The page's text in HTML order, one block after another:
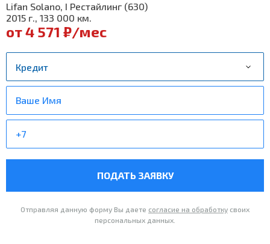
Lifan Solano, I Рестайлинг (630)
2015 г., 133 000 км.
от 4 571 ₽/мес
ПОДАТЬ ЗАЯВКУ
Отправляя данную форму Вы даете согласие на обработку своих
персональных данных.